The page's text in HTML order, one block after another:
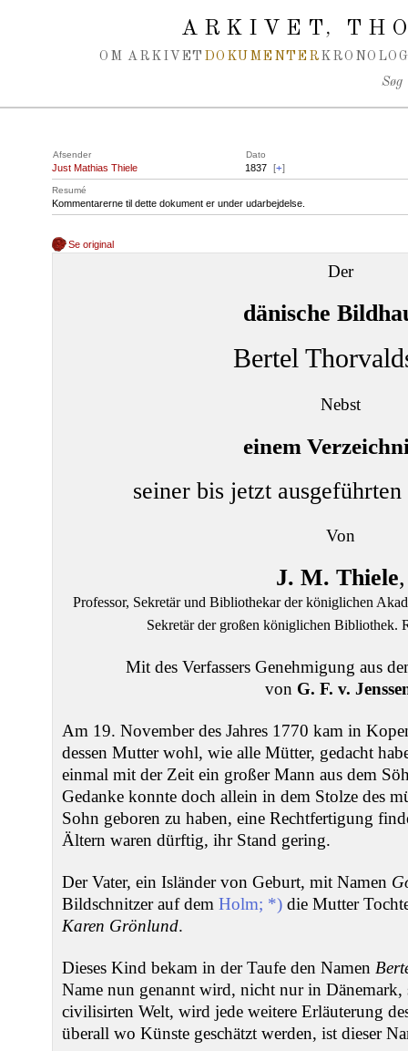
ARKIVET,
OM ARKIVET DOKUMENTER
Søg
Afsender Dato
Just Mathias Thiele 1837 [+]
Resumé
Kommentarerne til dette dokument er under udarbejdelse.
Se original
Der
dänische
Bertel
Nebst
einem
seiner bis jetzt
Von
J. M. Thiele,
Professor, Sekretär und Bibliothekar der königlichen
Sekretär der großen königlichen Bibliothek.
Mit des Verfassers Genehmigung aus
von G. F. v.
Am 19. November des Jahres 1770 kam in
dessen Mutter wohl, wie alle Mütter, gedacht
einmal mit der Zeit ein großer Mann aus dem
Gedanke konnte doch allein in dem Stolze des
Sohn geboren zu haben, eine Rechtfertigung
Ältern waren dürftig, ihr Stand gering.
Der Vater, ein Isländer von Geburt, mit Namen
Bildschnitzer auf dem Holm; *) die Mutter
Karen Grönlund.
Dieses Kind bekam in der Taufe den Namen
Name nun genannt wird, nicht nur in Dänemark,
civilisirten Welt, wird jede weitere Erläuterung
überall wo Künste geschätzt werden, ist dieser